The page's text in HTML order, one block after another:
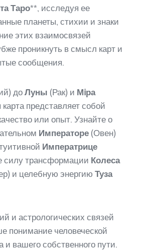
Таро**, исследуя ее
планеты, стихии и знаки
этих взаимосвязей
проникнуть в смысл карт и
сообщения.
до Луны (Рак) и Мiра
представляет собой
или опыт. Узнайте о
Императоре (Овен)
Императрице
силу трансформации Колеса
и целебную энергию Туза
и астрологических связей
понимание человеческой
и вашего собственного пути.